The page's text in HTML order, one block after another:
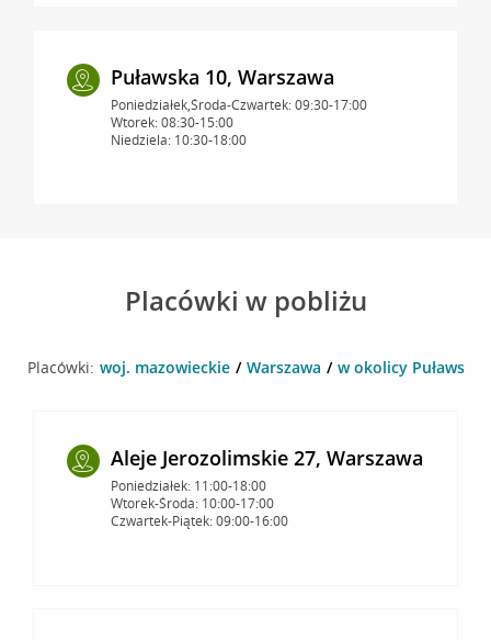
Puławska 10, Warszawa
Poniedziałek,Środa-Czwartek: 09:30-17:00
Wtorek: 08:30-15:00
Niedziela: 10:30-18:00
Placówki w pobliżu
Placówki: woj. mazowieckie Warszawa w okolicy Puławska
Aleje Jerozolimskie 27, Warszawa
Poniedziałek: 11:00-18:00
Wtorek-Środa: 10:00-17:00
Czwartek-Piątek: 09:00-16:00